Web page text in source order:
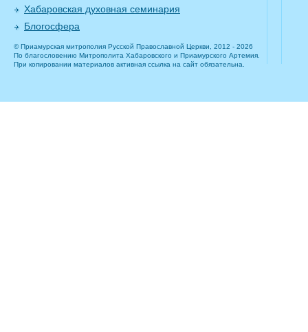
Хабаровская духовная семинария
Блогосфера
© Приамурская митрополия Русской Православной Церкви, 2012 - 2026
По благословению Митрополита Хабаровского и Приамурского Артемия.
При копировании материалов активная ссылка на сайт обязательна.